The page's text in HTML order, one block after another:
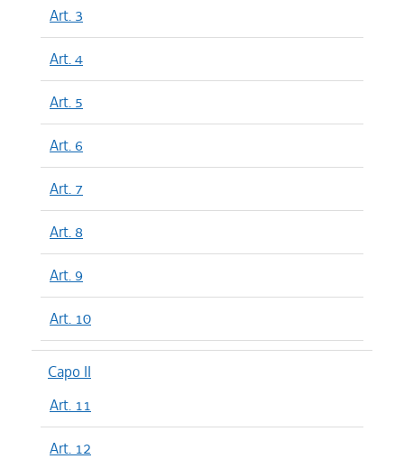
Art. 3
Art. 4
Art. 5
Art. 6
Art. 7
Art. 8
Art. 9
Art. 10
Capo II
Art. 11
Art. 12